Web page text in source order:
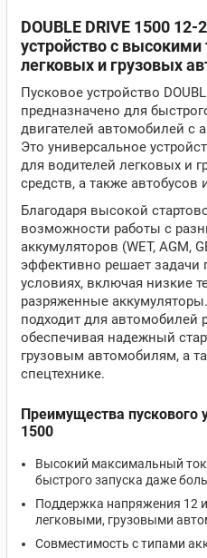
DOUBLE DRIVE 1500
устройство с высокими
легковых и грузовых
Пусковое устройство
предназначено для
двигателей автомобилей с
Это универсальное
для водителей легковых и
средств, а также автобусов
Благодаря высокой
возможности работы с
аккумуляторов (WET, AGM,
эффективно решает задачи
условиях, включая низкие
разряженные аккумуляторы.
подходит для автомобилей
обеспечивая надежный
грузовым автомобилям, а
спецтехнике.
Преимущества пускового
1500
Высокий максимальный ток
быстрого запуска даже
Поддержка напряжения 12
легковыми, грузовыми
Совместимость с типами